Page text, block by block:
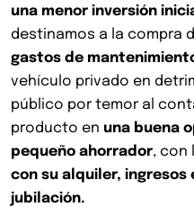
una menor inversión
destinamos a la compra
gastos de
vehículo privado en
público por temor al
producto en una buena
pequeño ahorrador, con
con su alquiler,
jubilación.